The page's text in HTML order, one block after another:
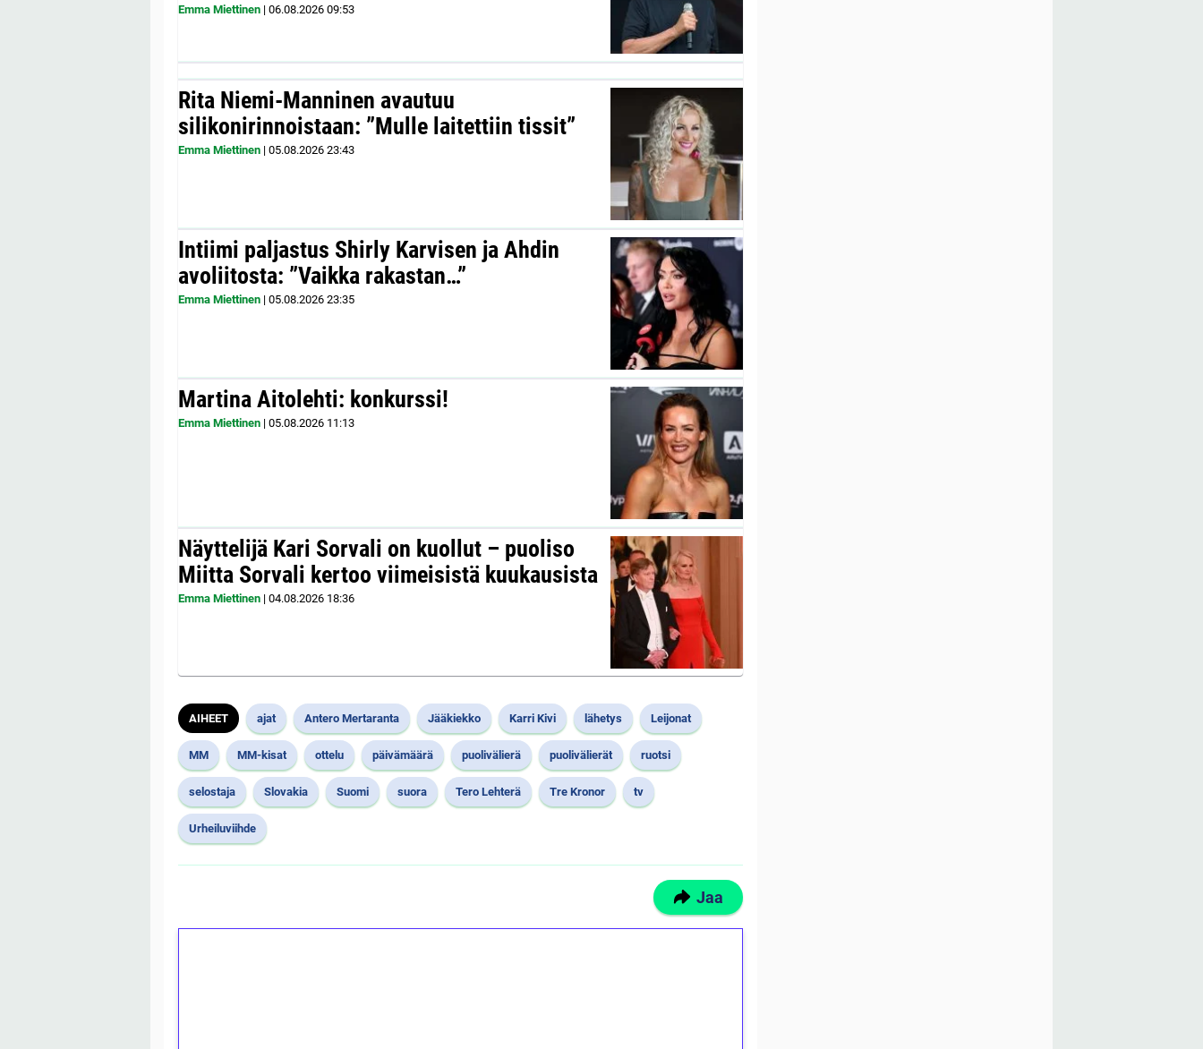
Emma Miettinen | 06.08.2026 09:53
Rita Niemi-Manninen avautuu
silikonirinnoistaan: ”Mulle laitettiin tissit”
Emma Miettinen | 05.08.2026 23:43
Intiimi paljastus Shirly Karvisen ja Ahdin
avoliitosta: ”Vaikka rakastan…”
Emma Miettinen | 05.08.2026 23:35
Martina Aitolehti: konkurssi!
Emma Miettinen | 05.08.2026 11:13
Näyttelijä Kari Sorvali on kuollut – puoliso
Miitta Sorvali kertoo viimeisistä kuukausista
Emma Miettinen | 04.08.2026 18:36
AIHEET ajat Antero Mertaranta Jääkiekko Karri Kivi lähetys Leijonat
MM MM-kisat ottelu päivämäärä puolivälierä puolivälierät ruotsi
selostaja Slovakia Suomi suora Tero Lehterä Tre Kronor tv
Urheiluviihde
Jaa